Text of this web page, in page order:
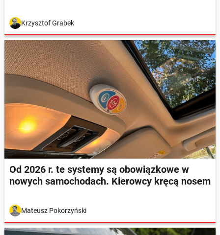
Krzysztof Grabek
Od 2026 r. te systemy są obowiązkowe w
nowych samochodach. Kierowcy kręcą nosem
Mateusz Pokorzyński